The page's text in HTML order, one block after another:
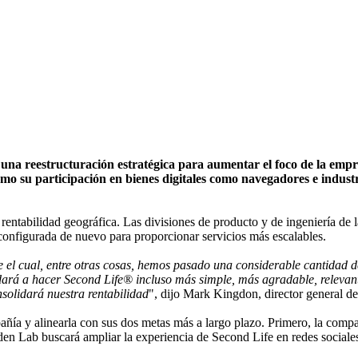
reestructuración estratégica para aumentar el foco de la
su participación en bienes digitales como navegadores e
geográfica. Las divisiones de producto y de ingeniería
de nuevo para proporcionar servicios más escalables.
cual, entre otras cosas, hemos pasado una considerable
a hacer Second Life® incluso más simple, más agradable,
nuestra rentabilidad", dijo Mark Kingdon, director general
y alinearla con sus dos metas más a largo plazo. Primero, la
Lab buscará ampliar la experiencia de Second Life en redes